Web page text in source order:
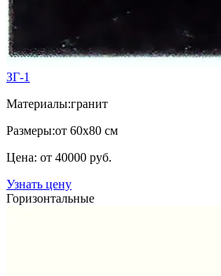
ЗГ-1
Материалы:гранит
Размеры:от 60х80 см
Цена: от 40000 руб.
Узнать цену
Горизонтальные